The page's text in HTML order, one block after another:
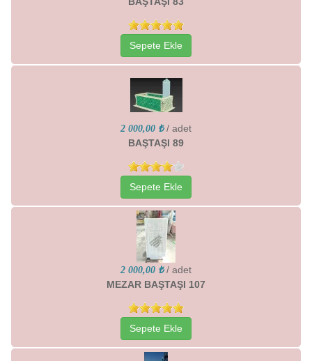
Sepete Ekle
2 000,00 ₺ / adet
BAŞTAŞI 89
Sepete Ekle
2 000,00 ₺ / adet
MEZAR BAŞTAŞI 107
Sepete Ekle